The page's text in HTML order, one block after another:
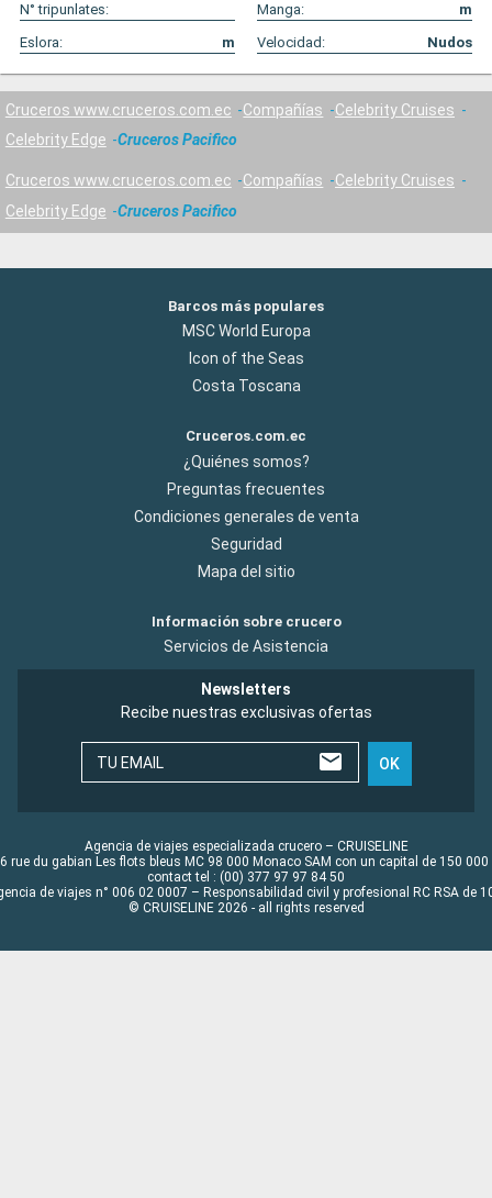
N° tripunlates:
Manga:
m
Eslora:
m Velocidad: Nudos
Cruceros www.cruceros.com.ec Compañías
Celebrity Cruises
Celebrity Edge
Cruceros Pacifico
Cruceros www.cruceros.com.ec Compañías
Celebrity Cruises
Celebrity Edge
Cruceros Pacifico
Barcos más populares
MSC World Europa
Icon of the Seas
Costa Toscana
Cruceros.com.ec
¿Quiénes somos?
Preguntas frecuentes
Condiciones generales de venta
Seguridad
Mapa del sitio
Información sobre crucero
Servicios de Asistencia
Newsletters
Recibe nuestras exclusivas ofertas
TU EMAIL OK
Agencia de viajes especializada crucero – CRUISELINE
rue du gabian Les flots bleus MC 98 000 Monaco SAM con un capital de 150 000
contact tel : (00) 377 97 97 84 50
de viajes n° 006 02 0007 – Responsabilidad civil y profesional RC RSA de
© CRUISELINE 2026 - all rights reserved